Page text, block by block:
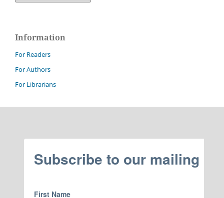
Information
For Readers
For Authors
For Librarians